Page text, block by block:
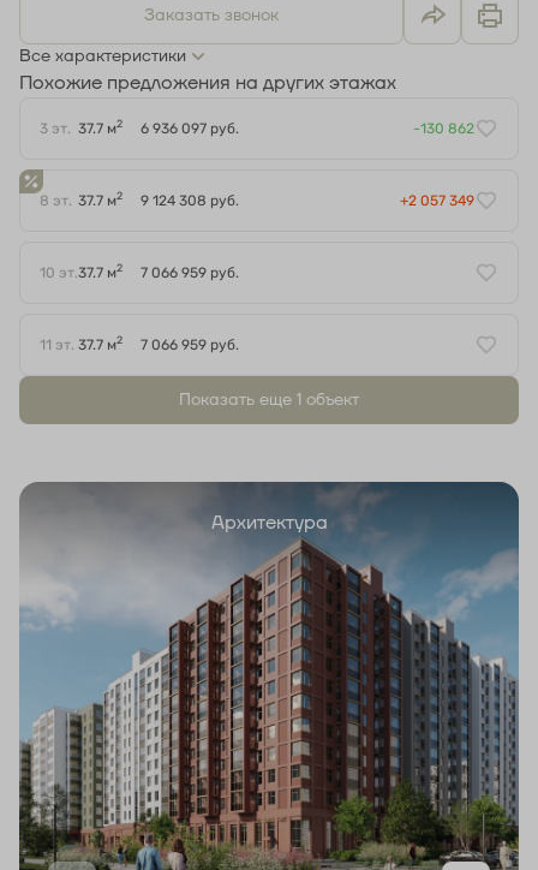
Заказать звонок
Все характеристики
Похожие предложения на других этажах
3 эт. 37.7 м2 6 936 097 руб. -130 862
8 эт. 37.7 м2 9 124 308 руб. +2 057 349
10 эт.37.7 м2 7 066 959 руб.
11 эт. 37.7 м2 7 066 959 руб.
Показать еще 1 объект
Архитектура